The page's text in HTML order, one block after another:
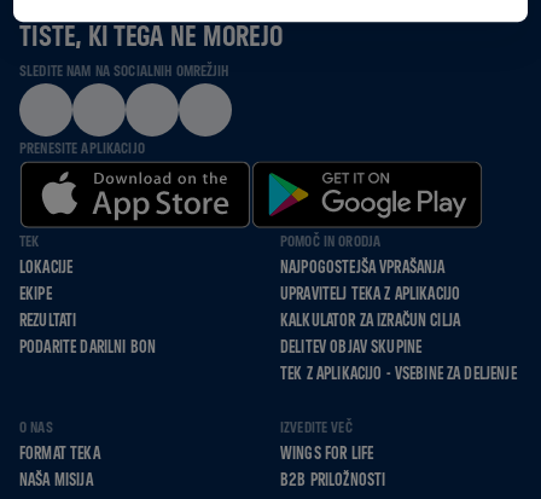
TISTE, KI TEGA NE MOREJO
SLEDITE NAM NA SOCIALNIH OMREŽJIH
PRENESITE APLIKACIJO
TEK
LOKACIJE
EKIPE
REZULTATI
PODARITE DARILNI BON
POMOČ IN ORODJA
NAJPOGOSTEJŠA VPRAŠANJA
UPRAVITELJ TEKA Z APLIKACIJO
KALKULATOR ZA IZRAČUN CILJA
DELITEV OBJAV SKUPINE
TEK Z APLIKACIJO - VSEBINE ZA DELJENJE
O NAS
FORMAT TEKA
NAŠA MISIJA
IZVEDITE VEČ
WINGS FOR LIFE
B2B PRILOŽNOSTI